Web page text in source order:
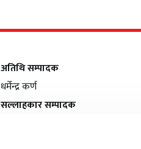
अतिथि सम्पादक
धर्मेन्द्र कर्ण
सल्लाहकार सम्पादक